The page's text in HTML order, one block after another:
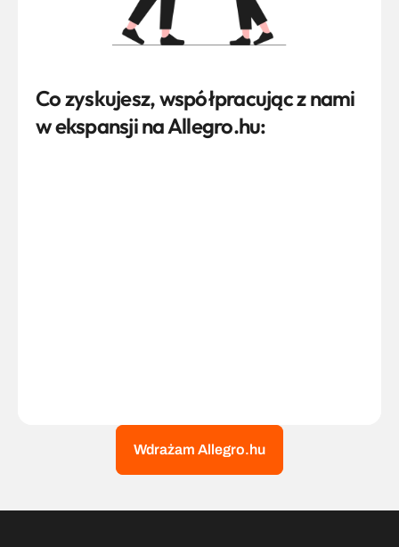
Co zyskujesz, współpracując z nami
w ekspansji na Allegro.hu:
Wdrażam Allegro.hu